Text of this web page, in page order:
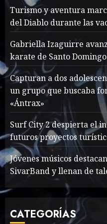
1
War
2
Sex
Turismo y aventura
del Diablo durante las
Gabriella Izaguirre
karate de Santo
Capturan a dos
un grupo que buscaba
«Ántrax»
Surf City 2 despierta el
futuros proyectos
Jóvenes músicos
SivarBand y llenan de
CATEGORÍAS